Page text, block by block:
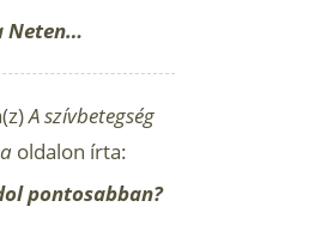
Neten…
A szívbetegség
oldalon írta:
pontosabban?